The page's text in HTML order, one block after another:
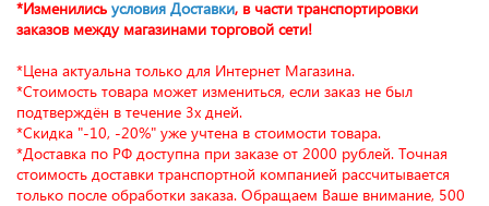
*Изменились условия Доставки, в части транспортировки
заказов между магазинами торговой сети!
*Цена актуальна только для Интернет Магазина.
*Стоимость товара может измениться, если заказ не был
подтверждён в течение 3х дней.
*Скидка "-10, -20%" уже учтена в стоимости товара.
*Доставка по РФ доступна при заказе от 2000 рублей. Точная
стоимость доставки транспортной компанией рассчитывается
только после обработки заказа. Обращаем Ваше внимание, 500